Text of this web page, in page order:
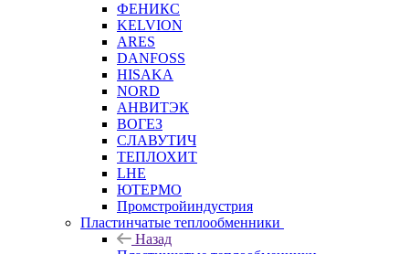
ФЕНИКС
KELVION
ARES
DANFOSS
HISAKA
NORD
АНВИТЭК
ВОГЕЗ
СЛАВУТИЧ
ТЕПЛОХИТ
LHE
ЮТЕРМО
Промстройиндустрия
Пластинчатые теплообменники
Назад